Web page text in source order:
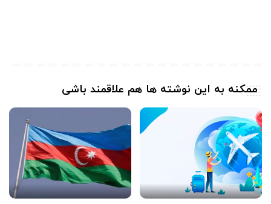
ممکنه به این نوشته ها هم علاقمند باشی